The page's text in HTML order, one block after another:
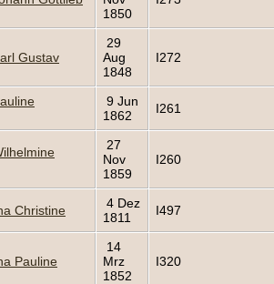
1850
Gustav
29
Aug
1848
I272
9 Jun
1862
I261
27
Nov
1859
I260
Christine
4 Dez
1811
I497
Pauline
14
Mrz
1852
I320